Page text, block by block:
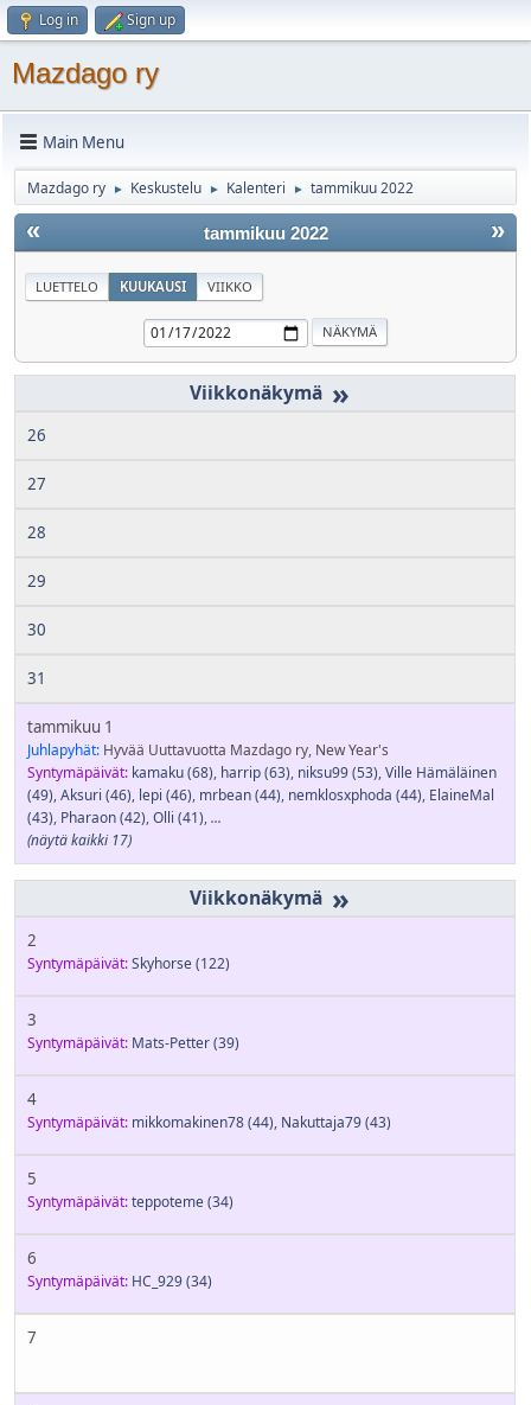
Log in Sign up
Mazdago ry
Main Menu
Mazdago ry ► Keskustelu ► Kalenteri ► tammikuu 2022
« »
tammikuu 2022
LUETTELO KUUKAUSI VIIKKO
»
26
27
28
29
30
31
tammikuu 1
Juhlapyhät: Hyvää Uuttavuotta Mazdago ry, New Year's
Syntymäpäivät: kamaku(68), harrip(63), niksu99(53),Ville Hämäläinen
(49),Aksuri (46), lepi (46), mrbean(44), nemklosxphoda (44), ElaineMal
(43), Pharaon(42),Olli (41),...
(näytä kaikki 17)
»
2
Syntymäpäivät:Skyhorse(122)
3
Syntymäpäivät: Mats-Petter(39)
4
Syntymäpäivät: mikkomakinen78(44), Nakuttaja79(43)
5
Syntymäpäivät:teppoteme(34)
6
Syntymäpäivät: HC_929(34)
7